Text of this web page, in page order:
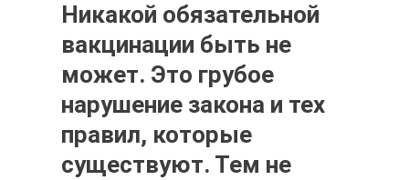
Никакой обязательной
вакцинации быть не
может. Это грубое
нарушение закона и тех
правил, которые
существуют. Тем не